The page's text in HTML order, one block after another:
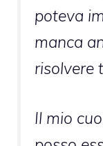
poteva
manca
risolvere
Il mio